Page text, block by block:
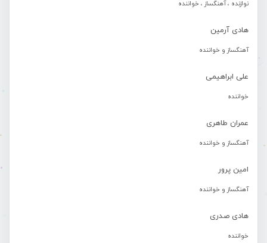
نوازنده ، آهنگساز ، خواننده
هادی آرمین
آهنگساز و خواننده
علی ابراهیمی
خواننده
عمران طاهری
آهنگساز و خواننده
امین پرور
آهنگساز و خواننده
هادی صدری
خواننده